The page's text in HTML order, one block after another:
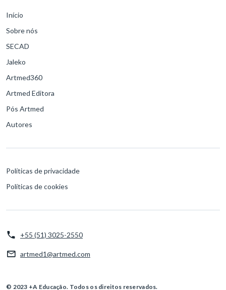
Início
Sobre nós
SECAD
Jaleko
Artmed360
Artmed Editora
Pós Artmed
Autores
Políticas de privacidade
Políticas de cookies
+55 (51) 3025-2550
artmed1@artmed.com
© 2023 +A Educação. Todos os direitos reservados.